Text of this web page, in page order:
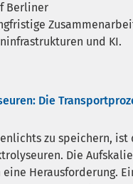
Berliner
und KI.
Die
zu speichern, ist
Die
Herausforderung.